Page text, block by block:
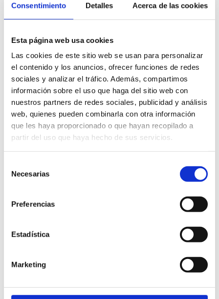
Consentimiento Detalles Acerca de las cookies
Esta página web usa cookies
Las cookies de este sitio web se usan para personalizar
el contenido y los anuncios, ofrecer funciones de redes
sociales y analizar el tráfico. Además, compartimos
información sobre el uso que haga del sitio web con
nuestros partners de redes sociales, publicidad y análisis
web, quienes pueden combinarla con otra información
que les haya proporcionado o que hayan recopilado a
partir del uso que haya hecho de sus servicios.
Necesarias
Preferencias
Estadística
Marketing
través de la realització de jornades gastronòmiques i comercials,
conèixer els pobles de Castelló a través de la tradició